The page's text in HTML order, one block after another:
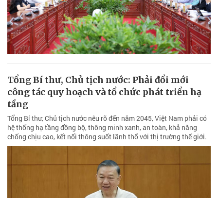
Tổng Bí thư, Chủ tịch nước: Phải đổi mới
công tác quy hoạch và tổ chức phát triển hạ
tầng
Tổng Bí thư, Chủ tịch nước nêu rõ đến năm 2045, Việt Nam phải có
hệ thống hạ tầng đồng bộ, thông minh xanh, an toàn, khả năng
chống chịu cao, kết nối thông suốt lãnh thổ với thị trường thế giới.